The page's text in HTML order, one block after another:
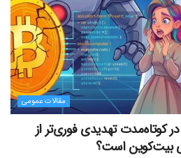
مقالات عمومی
تهدیدی فوری‌تر از
بیت‌کوین است؟